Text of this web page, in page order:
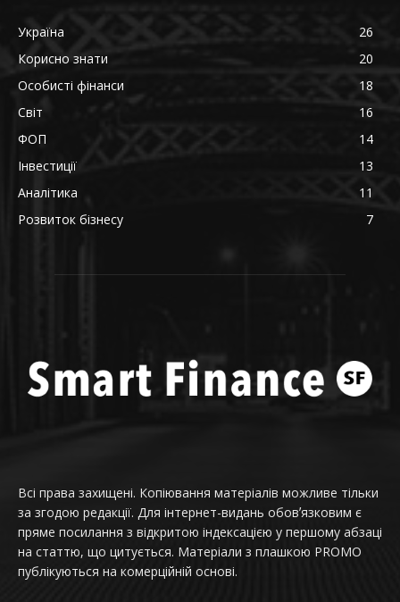
Україна
26
Корисно знати
20
Особисті фінанси
18
Світ
16
ФОП
14
Інвестиції
13
Аналітика
11
Розвиток бізнесу
7
Всі права захищені. Копіювання матеріалів можливе тільки
за згодою редакції. Для інтернет-видань обовʼязковим є
пряме посилання з відкритою індексацією у першому абзаці
на статтю, що цитується. Матеріали з плашкою PROMO
публікуються на комерційній основі.